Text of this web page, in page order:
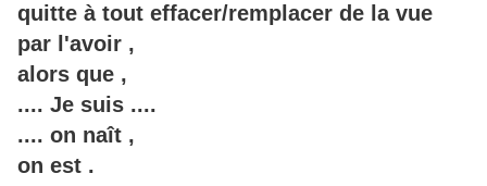
quitte à tout effacer/remplacer de la vue
par l'avoir ,
alors que ,
.... Je suis ....
.... on naît ,
on est .